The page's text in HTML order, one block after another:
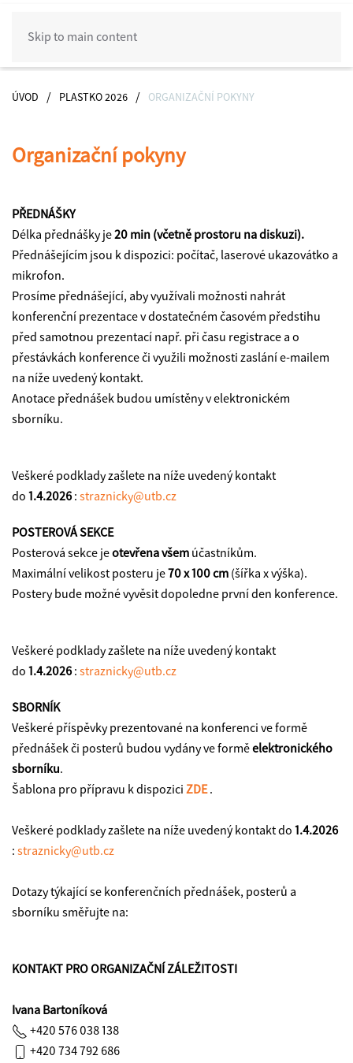
Skip to main content
ÚVOD PLASTKO 2026 ORGANIZAČNÍ POKYNY
Organizační pokyny
PŘEDNÁŠKY
Délka přednášky je20 min (včetně prostoru na diskuzi).
Přednášejícím jsou k dispozici: počítač, laserové ukazovátko a
mikrofon.
Prosíme přednášející, aby využívali možnosti nahrát
konferenční prezentace v dostatečném časovém předstihu
před samotnou prezentací např. při času registrace a o
přestávkách konference či využili možnosti zaslání e-mailem
na níže uvedený kontakt.
Anotace přednášek budou umístěny v elektronickém
sborníku.
Veškeré podklady zašlete na níže uvedený kontakt
do 1.4.2026: straznicky@utb.cz
POSTEROVÁ SEKCE
Posterová sekce jeotevřena všem účastníkům.
Maximální velikost posteru je70 x 100 cm (šířka x výška).
Postery bude možné vyvěsit dopoledne první den konference.
Veškeré podklady zašlete na níže uvedený kontakt
do 1.4.2026: straznicky@utb.cz
SBORNÍK
Veškeré příspěvky prezentované na konferenci ve formě
přednášek či posterů budou vydány ve forměelektronického
sborníku.
Šablona pro přípravu k dispozici ZDE.
Veškeré podklady zašlete na níže uvedený kontakt do 1.4.2026
: straznicky@utb.cz
Dotazy týkající se konferenčních přednášek, posterů a
sborníku směřujte na:
KONTAKT PRO ORGANIZAČNÍ ZÁLEŽITOSTI
Ivana Bartoníková
+420 576 038 138
+420 734 792 686